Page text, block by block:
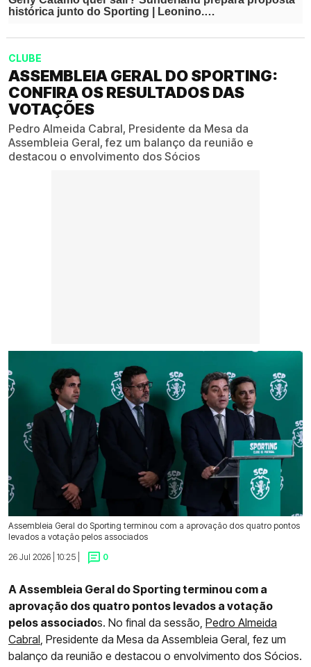
CLUBE
ASSEMBLEIA GERAL DO SPORTING:
CONFIRA OS RESULTADOS DAS
VOTAÇÕES
Pedro Almeida Cabral, Presidente da Mesa da
Assembleia Geral, fez um balanço da reunião e
destacou o envolvimento dos Sócios
Assembleia Geral do Sporting terminou com a aprovação dos quatro pontos
levados a votação pelos associados
26 Jul 2026 | 10:25 |
0
A Assembleia Geral do Sporting terminou com a
aprovação dos quatro pontos levados a votação
pelos associados. No final da sessão, Pedro Almeida
Cabral , Presidente da Mesa da Assembleia Geral, fez um
balanço da reunião e destacou o envolvimento dos Sócios.